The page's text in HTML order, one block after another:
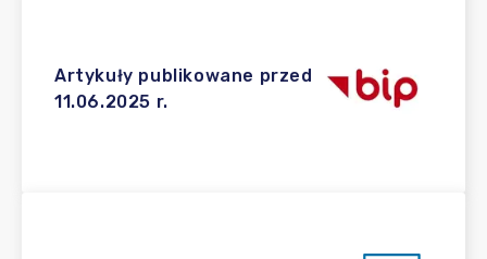
Artykuły publikowane przed
11.06.2025 r.